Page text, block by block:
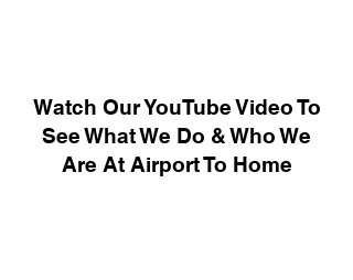
Watch Our YouTube Video To
See What We Do & Who We
Are At Airport To Home